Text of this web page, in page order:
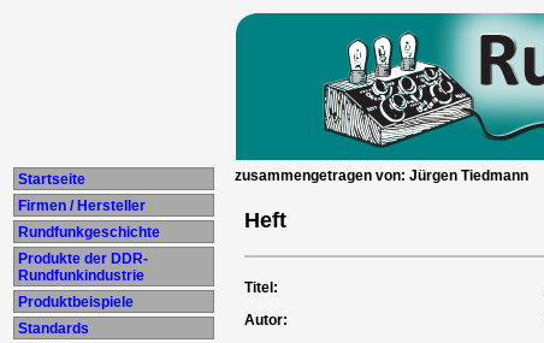
Startseite
Firmen / Hersteller
Rundfunkgeschichte
Produkte der DDR-
Rundfunkindustrie
Produktbeispiele
Standards
zusammengetragen von: Jürgen Tiedmann
Heft
Titel:
Autor: